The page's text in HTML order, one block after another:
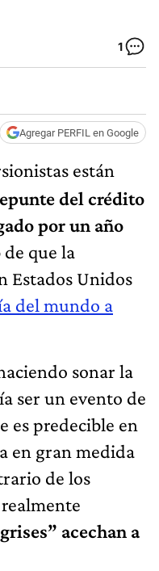
1
Agregar PERFIL en Google
están
del crédito
por un año
de que la
Estados Unidos
del mundo a
sonar la
ser un evento de
es predecible en
en gran medida
de los
realmente
acechan a